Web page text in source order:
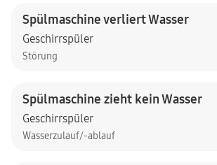
Spülmaschine verliert Wasser
Geschirrspüler
Störung
Spülmaschine zieht kein Wasser
Geschirrspüler
Wasserzulauf/-ablauf